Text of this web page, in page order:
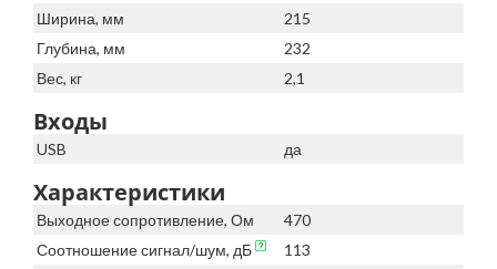
Ширина, мм
215
Глубина, мм
232
Вес, кг
2,1
Входы
USB да
Характеристики
Выходное сопротивление, Ом
470
Соотношение сигнал/шум, дБ
113